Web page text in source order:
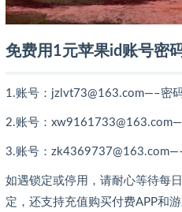
免费用1元苹果id账号密
1.账号：jzlvt73@163.com—–密
2.账号：
3.账号：
如遇锁定或停用，请耐心等待每
定，还支持充值购买付费APP和游